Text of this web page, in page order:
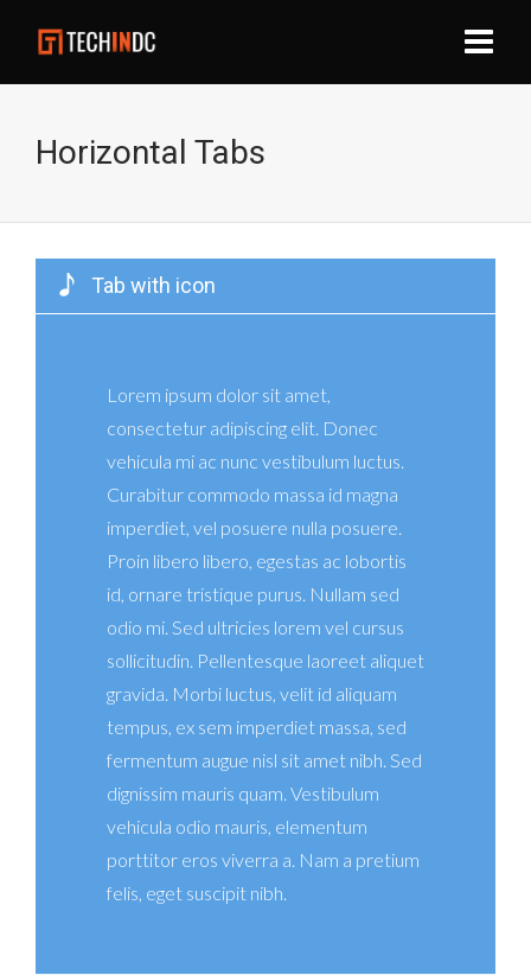
Horizontal Tabs
Tab with icon
Lorem ipsum dolor sit amet,
consectetur adipiscing elit. Donec
vehicula mi ac nunc vestibulum luctus.
Curabitur commodo massa id magna
imperdiet, vel posuere nulla posuere.
Proin libero libero, egestas ac lobortis
id, ornare tristique purus. Nullam sed
odio mi. Sed ultricies lorem vel cursus
sollicitudin. Pellentesque laoreet aliquet
gravida. Morbi luctus, velit id aliquam
tempus, ex sem imperdiet massa, sed
fermentum augue nisl sit amet nibh. Sed
dignissim mauris quam. Vestibulum
vehicula odio mauris, elementum
porttitor eros viverra a. Nam a pretium
felis, eget suscipit nibh.